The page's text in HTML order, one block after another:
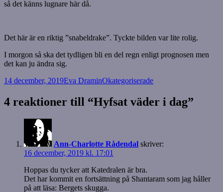
så det känns lugnare här då.
Det här är en riktig ”snabeldrake”. Tyckte bilden var lite rolig.
I morgon så ska det tydligen bli en del regn enligt prognosen men
det kan ju ändra sig.
Postat
14 december, 2019Författare
Eva DraminKategorier
Okategoriserade
4 reaktioner till “Hyfsat väder i dag”
Ann-Charlotte Rådendal skriver:
16 december, 2019 kl. 17:01
Hoppas du tycker att Katedralen är bra.
Det har kommit en fortsättning på Shantaram som jag håller
på att läsa: Bergets skugga.